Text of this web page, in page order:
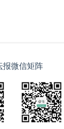
报微信矩阵